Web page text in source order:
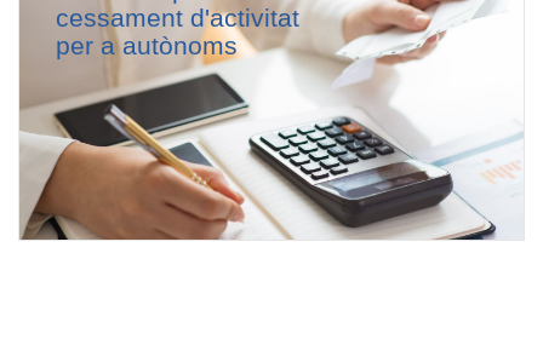
cessament d'activitat
per a autònoms